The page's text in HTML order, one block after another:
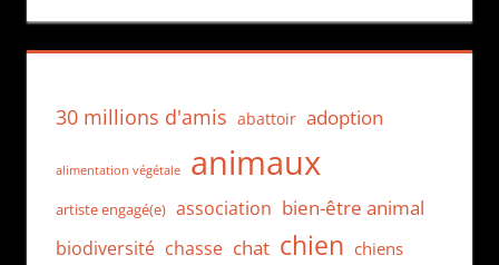
30 millions d'amis abattoir adoption
alimentation végétale animaux
artiste engagé(e) association bien-être animal
biodiversité chasse chat chien chiens